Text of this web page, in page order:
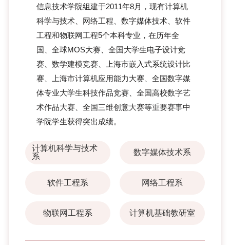
信息技术学院组建于2011年8月，现有计算机
科学与技术、网络工程、数字媒体技术、软件
工程和物联网工程5个本科专业，在历年全
国、全球MOS大赛、全国大学生电子设计竞
赛、数学建模竞赛、上海市嵌入式系统设计比
赛、上海市计算机应用能力大赛、全国数字媒
体专业大学生科技作品竞赛、全国高校数字艺
术作品大赛、全国三维创意大赛等重要赛事中
学院学生获得突出成绩。
计算机科学与技术
系
数字媒体技术系
软件工程系 网络工程系
物联网工程系 计算机基础教研室